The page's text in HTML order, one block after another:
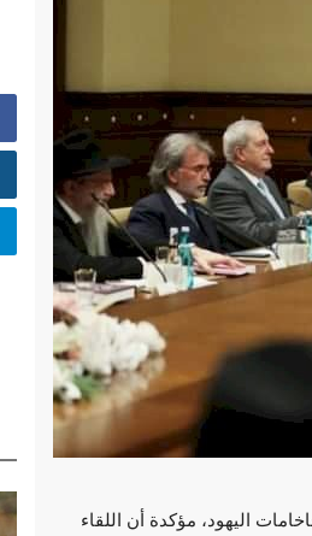
اليهود، مؤكدة أن اللقاء